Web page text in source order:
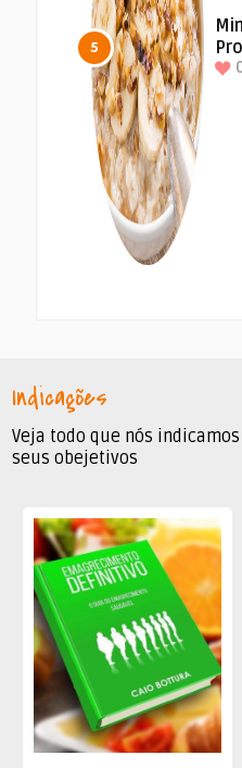
5
Indicações
Veja todo que nós
seus obejetivos